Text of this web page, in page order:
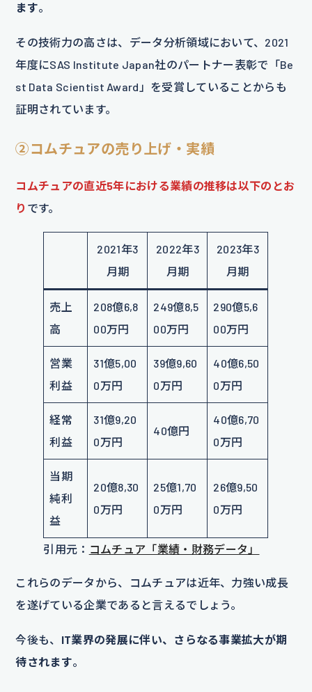
ます。
その技術力の高さは、データ分析領域において、2021
年度にSAS Institute Japan社のパートナー表彰で「Be
st Data Scientist Award」を受賞していることからも
証明されています。
②コムチュアの売り上げ・実績
コムチュアの直近5年における業績の推移は以下のとお
り です。
2021年3
月期
2022年3
月期
2023年3
月期
売上
高
208億6,8
00万円
249億8,5
00万円
290億5,6
00万円
営業
利益
31億5,00
0万円
39億9,60
0万円
40億6,50
0万円
経常
利益
31億9,20
0万円
40億円
40億6,70
0万円
当期
純利
益
20億8,30
0万円
25億1,70
0万円
26億9,50
0万円
引用元： コムチュア「業績・財務データ」
これらのデータから、コムチュアは近年、力強い成長
を遂げている企業であると言えるでしょう。
今後も、 IT業界の発展に伴い、さらなる事業拡大が期
待されます。